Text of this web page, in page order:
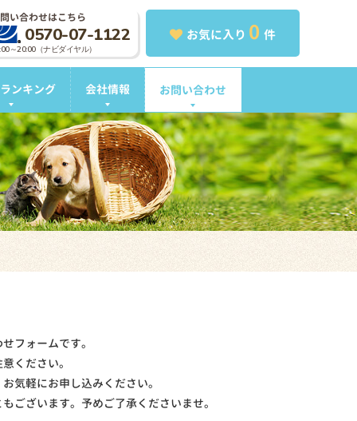
お気に入り 0 件
い合わせはこちら
0570-07-1122
～20:00（ナビダイヤル）
ンキング 会社情報 お問い合わせ
フォームです。
ください。
気軽にお申し込みください。
ございます。予めご了承くださいませ。